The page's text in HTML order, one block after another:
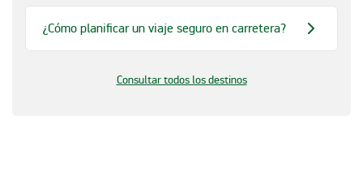
¿Cómo planificar un viaje seguro en carretera?
Consultar todos los destinos